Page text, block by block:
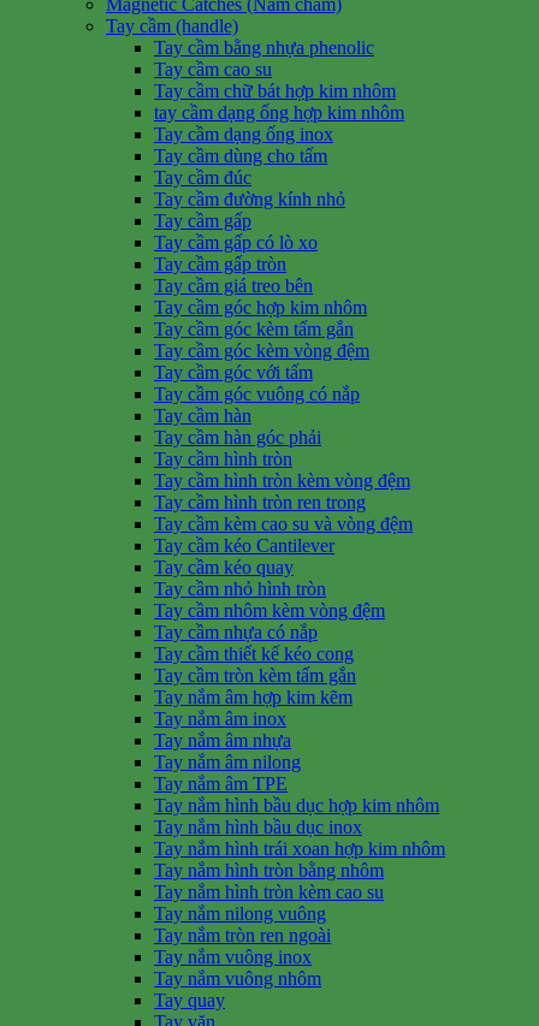
Tay cầm (handle)
Tay cầm bằng nhựa phenolic
Tay cầm cao su
Tay cầm chữ bát hợp kim nhôm
tay cầm dạng ống hợp kim nhôm
Tay cầm dạng ống inox
Tay cầm dùng cho tấm
Tay cầm đúc
Tay cầm đường kính nhỏ
Tay cầm gấp
Tay cầm gấp có lò xo
Tay cầm gấp tròn
Tay cầm giá treo bên
Tay cầm góc hợp kim nhôm
Tay cầm góc kèm tấm gắn
Tay cầm góc kèm vòng đệm
Tay cầm góc với tấm
Tay cầm góc vuông có nắp
Tay cầm hàn
Tay cầm hàn góc phải
Tay cầm hình tròn
Tay cầm hình tròn kèm vòng đệm
Tay cầm hình tròn ren trong
Tay cầm kèm cao su và vòng đệm
Tay cầm kéo Cantilever
Tay cầm kéo quay
Tay cầm nhỏ hình tròn
Tay cầm nhôm kèm vòng đệm
Tay cầm nhựa có nắp
Tay cầm thiết kế kéo cong
Tay cầm tròn kèm tấm gắn
Tay nắm âm hợp kim kẽm
Tay nắm âm inox
Tay nắm âm nhựa
Tay nắm âm nilong
Tay nắm âm TPE
Tay nắm hình bầu dục hợp kim nhôm
Tay nắm hình bầu dục inox
Tay nắm hình trái xoan hợp kim nhôm
Tay nắm hình tròn bằng nhôm
Tay nắm hình tròn kèm cao su
Tay nắm nilong vuông
Tay nắm tròn ren ngoài
Tay nắm vuông inox
Tay nắm vuông nhôm
Tay quay
Tay vặn